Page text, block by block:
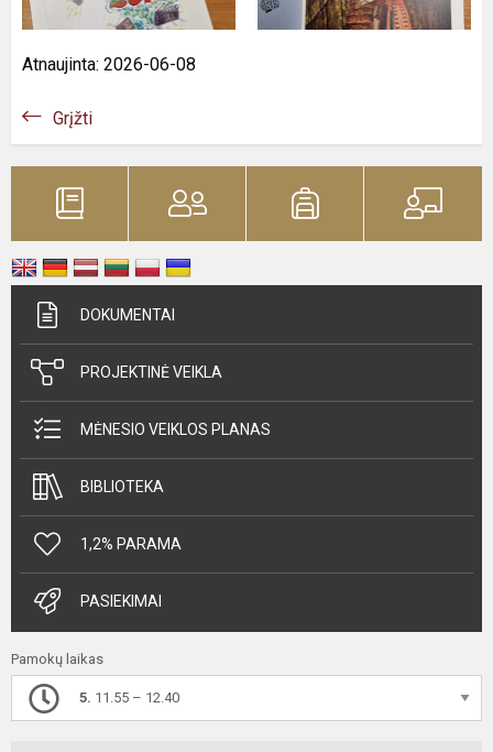
Atnaujinta: 2026-06-08
Grįžti
DOKUMENTAI
PROJEKTINĖ VEIKLA
MĖNESIO VEIKLOS PLANAS
BIBLIOTEKA
1,2% PARAMA
PASIEKIMAI
Pamokų laikas
5. 11.55 – 12.40